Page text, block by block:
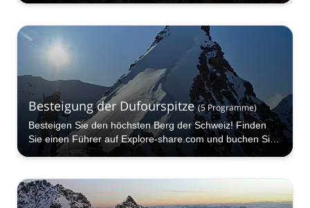
Besteigung der Dufourspitze (5 Programme)
Besteigen Sie den höchsten Berg der Schweiz! Finden
Sie einen Führer auf Explore-share.com und buchen Sie
Ihre nächste Bergsteigertour zum Gipfel der Dufourspitze.